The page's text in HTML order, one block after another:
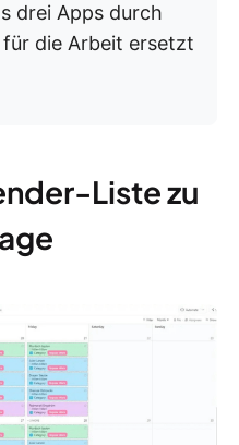
drei Apps durch
die Arbeit ersetzt
Liste zu